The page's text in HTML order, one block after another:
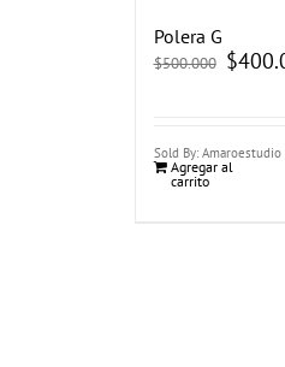
Polera G
$500.000 El
precio
$
Sold By: Amaroestudio
Agregar al
carrito